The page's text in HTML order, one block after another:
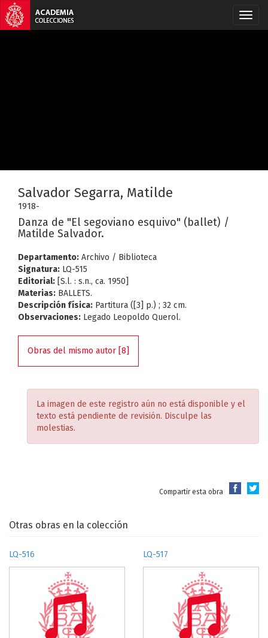
Salvador Segarra, Matilde
1918-
Danza de "El segoviano esquivo" (ballet) /
Matilde Salvador.
Departamento: Archivo / Biblioteca
Signatura: LQ-515
Editorial: [S.l. : s.n., ca. 1950]
Materias: BALLETS.
Descripción física: Partitura ([3] p.) ; 32 cm.
Observaciones: Legado Leopoldo Querol.
Obras del mismo autor [8]
La imagen de este registro aún no está disponible y el
texto está pendiente de revisión. Disculpe las
molestias.
Compartir esta obra
Otras obras en la colección
LQ-516 LQ-517